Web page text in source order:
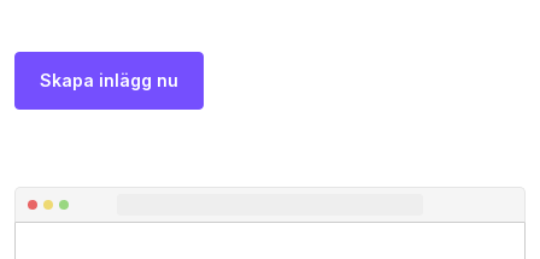
Skapa inlägg nu